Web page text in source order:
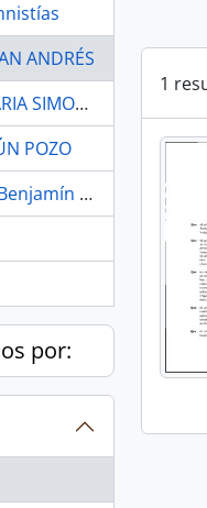
ANDRÉS
CASTRO CAGUANA MARIA SIMONA
POZO
Catalina Andramuño, Benjamín Carrión, Mato Grosso, servicio público, parlamento abierto,
por:
1